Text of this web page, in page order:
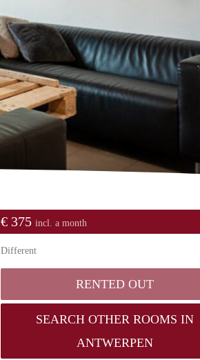
€ 375 incl. a month
Different
RENTED OUT
SEARCH OTHER ROOMS IN
ANTWERPEN